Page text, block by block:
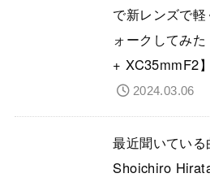
で新レンズで
ォークしてみ
+ XC35mmF2】
2024.03.06
最近聞いている
Shoichiro